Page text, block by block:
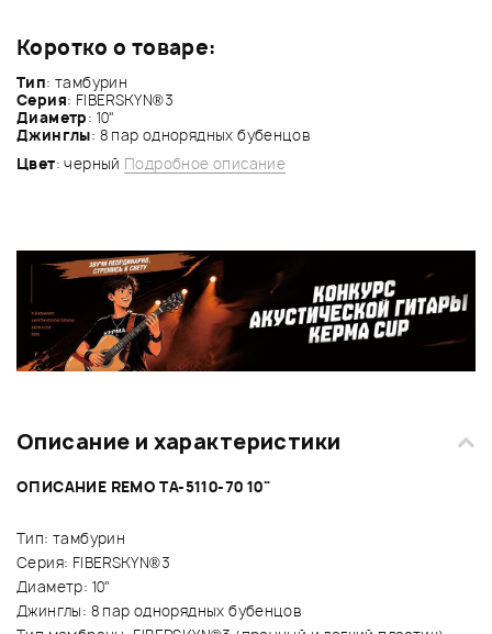
Коротко о товаре:
Тип: тамбурин
Серия: FIBERSKYN®3
Диаметр: 10"
Джинглы: 8 пар однорядных бубенцов
Цвет: черный Подробное описание
Описание и характеристики
ОПИСАНИЕ REMO TA-5110-70 10"
Тип: тамбурин
Серия: FIBERSKYN®3
Диаметр: 10"
Джинглы: 8 пар однорядных бубенцов